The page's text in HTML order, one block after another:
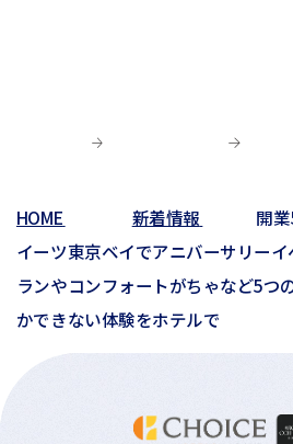
01月(4)
01月(2)
03月(6)
01月(3)
02月(1)
HOME 新着情報
開
イーツ東京ベイでアニバーサリー
ランやコンフォートがちゃなど5
かできない体験をホテルで